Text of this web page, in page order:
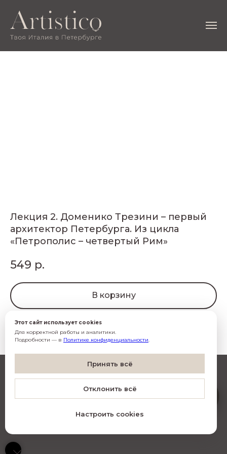
Этот сайт использует cookies
Для корректной работы и аналитики.
Подробности — в Политике конфиденциальности.
Принять всё
Отклонить всё
Настроить cookies
O
Согласен(-на) собработкой данных
Согласен(-на) на
Лекция 2. Доменико Трезини – первый
архитектор Петербурга. Из цикла
«Петрополис – четвертый Рим»
549 р.
В корзину
© Все права защищены•Фото Алексей Сильников